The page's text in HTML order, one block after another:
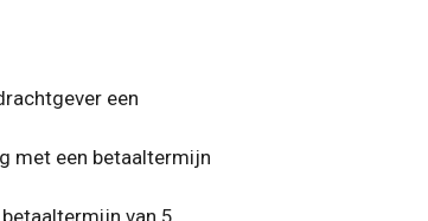
een
met een betaaltermijn
van 5